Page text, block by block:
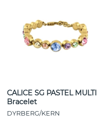
CALICE SG PASTEL MULTI
Bracelet
DYRBERG/KERN